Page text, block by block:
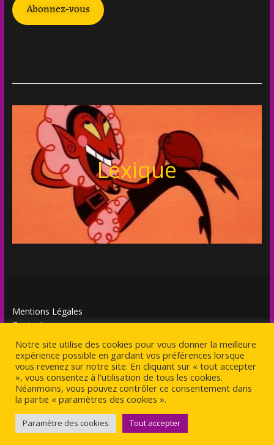
Abonnez-vous
Lexique
Mentions Légales
Contact
Copyright © 2026Antagoniste. Tous droits réservés.
Theme
ColorMag
Notre site utilise des cookies pour vous donner la meilleure
expérience possible en gardant vos préférences lorsque
vous revenez sur notre site. En cliquant sur « tout accepter
», vous consentez à l'utilisation de tous les cookies.
Néanmoins, vous pouvez contrôler ce consentement dans
la partie « paramètres des cookies ».
Paramètre des cookies Tout accepter